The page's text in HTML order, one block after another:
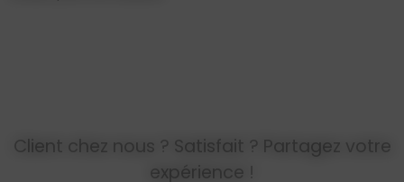
Client chez nous ? Satisfait ? Partagez votre
expérience !